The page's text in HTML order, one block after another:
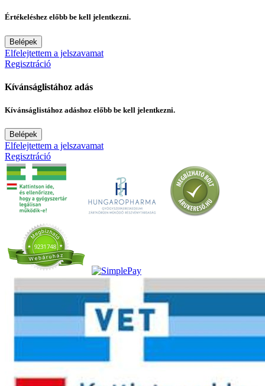
Értékeléshez előbb be kell jelentkezni.
Belépek
Elfelejtettem a jelszavamat
Regisztráció
Kívánságlistához adás
Kívánságlistához adáshoz előbb be kell jelentkezni.
Belépek
Elfelejtettem a jelszavamat
Regisztráció